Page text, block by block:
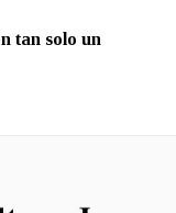
tan solo un